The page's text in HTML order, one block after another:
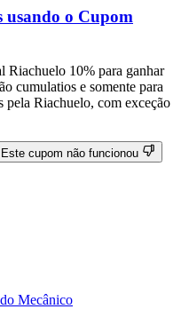
usando o Cupom
Riachuelo 10% para ganhar
cumulatios e somente para
pela Riachuelo, com exceção
Este cupom não funcionou
Mecânico